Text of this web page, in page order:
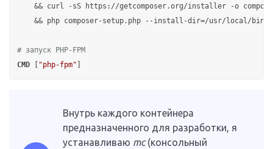
&& curl -sS https://getcomposer.org/installer -o
&& php composer-setup.php --install-dir=/usr/local/bin
# запуск PHP-FPM
CMD
"php-fpm"
Внутрь каждого контейнера
предназначенного для разработки, я
устанавливаю mc(консольный